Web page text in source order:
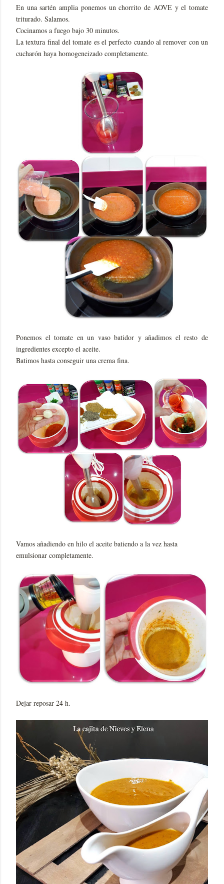
En una sartén amplia ponemos un chorrito de AOVE y el tomate
triturado. Salamos.
Cocinamos a fuego bajo 30 minutos.
La textura final del tomate es el perfecto cuando al remover con un
cucharón haya homogeneizado completamente.
Ponemos el tomate en un vaso batidor y añadimos el resto de
ingredientes excepto el aceite.
Batimos hasta conseguir una crema fina.
Vamos añadiendo en hilo el aceite batiendo a la vez hasta
emulsionar completamente.
Dejar reposar 24 h.